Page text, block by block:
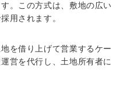
。この方式は、敷地の広い
用されます。
を借り上げて営業するケー
営を代行し、土地所有者に